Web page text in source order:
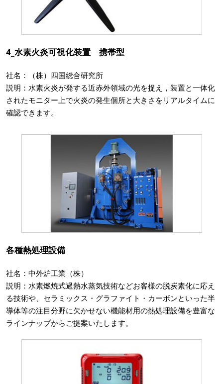
4_水素火炎可視化装置 携帯型
社名：（株）四国総合研究所
説明：水素火炎が発する近赤外領域の光を捉え，装置と一体化
されたモニター上で火炎の発生個所と大きさをリアルタイムに
確認できます。
各種熱処理設備
社名：中外炉工業（株）
説明：水素燃焼式過熱水蒸気技術などお客様の脱炭素化に応え
る技術や、セラミックス・グラファイト・カーボンといった半
導体等の注目分野に欠かせない機能材用の熱処理設備を豊富な
ラインナップからご提案いたします。